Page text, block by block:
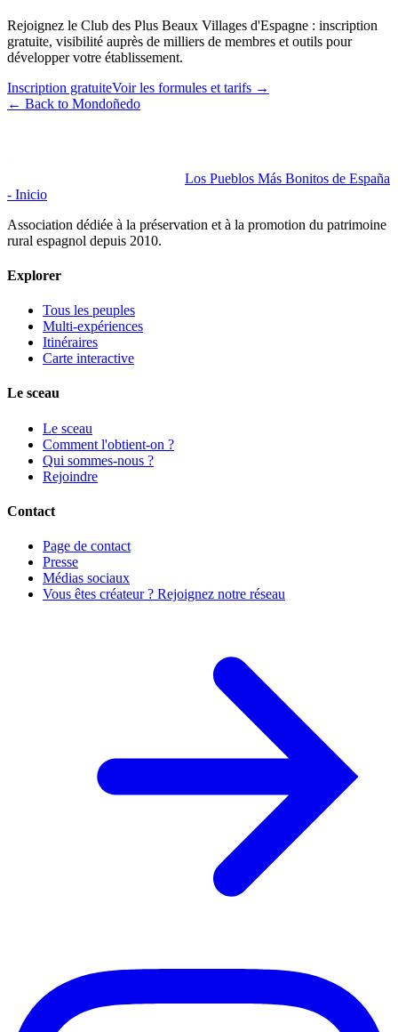
Rejoignez le Club des Plus Beaux Villages d'Espagne : inscription
gratuite, visibilité auprès de milliers de membres et outils pour
développer votre établissement.
Inscription gratuiteVoir les formules et tarifs →
← Back to Mondoñedo
Los Pueblos Más Bonitos de España
- Inicio
Association dédiée à la préservation et à la promotion du patrimoine
rural espagnol depuis 2010.
Explorer
Tous les peuples
Multi-expériences
Itinéraires
Carte interactive
Le sceau
Le sceau
Comment l'obtient-on ?
Qui sommes-nous ?
Rejoindre
Contact
Page de contact
Presse
Médias sociaux
Vous êtes créateur ? Rejoignez notre réseau